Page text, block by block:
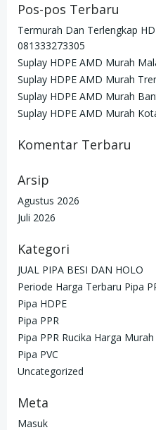
Pos-pos Terbaru
Termurah Dan Terlengkap
081333273305
Suplay HDPE AMD Murah
Suplay HDPE AMD Murah
Suplay HDPE AMD Murah
Suplay HDPE AMD Murah
Komentar Terbaru
Arsip
Agustus 2026
Juli 2026
Kategori
JUAL PIPA BESI DAN HOLO
Periode Harga Terbaru Pipa
Pipa HDPE
Pipa PPR
Pipa PPR Rucika Harga
Pipa PVC
Uncategorized
Meta
Masuk